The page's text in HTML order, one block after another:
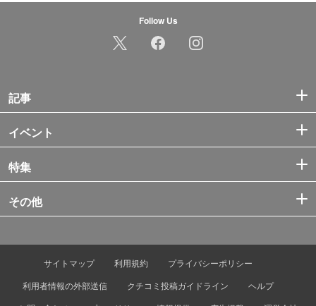
Follow Us
記事
イベント
特集
その他
サイトマップ 利用規約
プライバシーポリシー
利用者情報の外部送信
クチコミ投稿ガイドライン
ヘルプ